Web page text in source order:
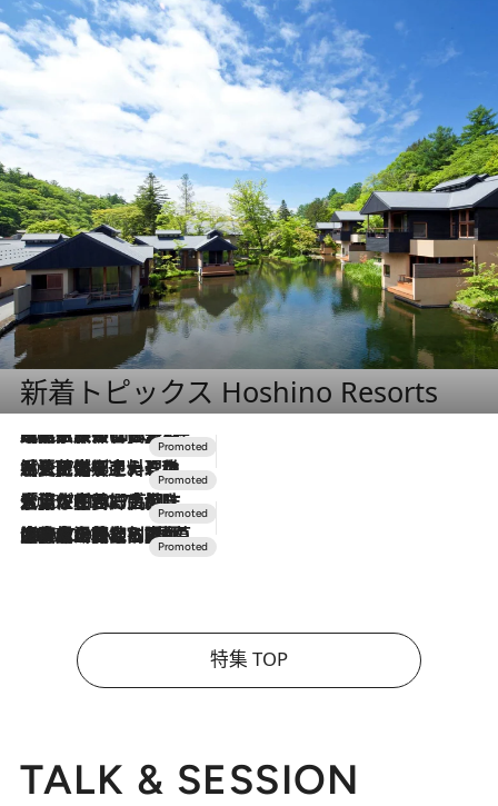
新着トピックス Hoshino Resorts
2026.7.31
【ホテル帰省】という選択肢をOMOが提案。家族とほどよい距離を保つには「昼は実家、夜は気兼ねなくホテルで！」
2026.7.24
【夏限定ディナーコース】旬を迎える稚鮎や花ズッキーニなどをイタリア・トスカーナの郷土料理の手法で満喫！
2026.7.17
「土佐和ハーブかき氷」がOMO7高知に登場！生姜、山椒、大葉など目にも舌にも涼を呼ぶ郷土の味
2026.7.10
NEW OPEN！【界 草津】名湯の地に誕生。趣の異なる2種の温泉と上州ならではの会席・蕎麦割烹など美食を味わう究極の癒やし旅
特集 TOP
TALK & SESSION